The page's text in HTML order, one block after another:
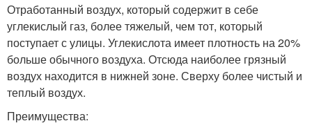
Отработанный воздух, который содержит в себе
углекислый газ, более тяжелый, чем тот, который
поступает с улицы. Углекислота имеет плотность на 20%
больше обычного воздуха. Отсюда наиболее грязный
воздух находится в нижней зоне. Сверху более чистый и
теплый воздух.
Преимущества: